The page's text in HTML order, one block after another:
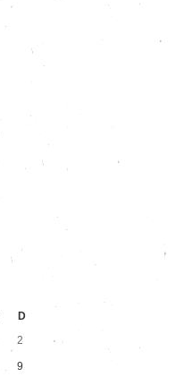
D
2
9